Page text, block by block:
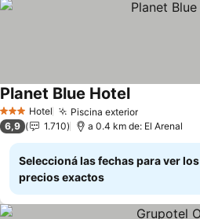
3 Estrellas
Hotel Piscina exteriorVer precios
Planet Blue HotelVer precios
6,9 1.710 a 0.4 km de: El Arenal
Seleccioná las fechas para ver los
precios exactos